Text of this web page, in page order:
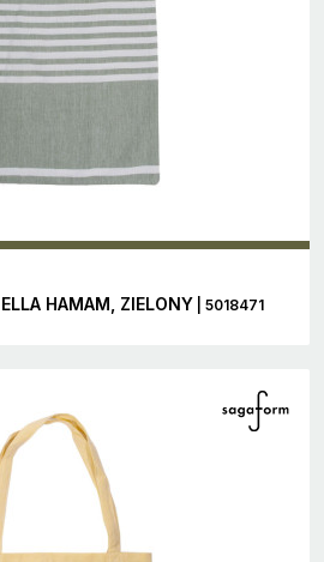
HAMAM, ZIELONY | 5018471